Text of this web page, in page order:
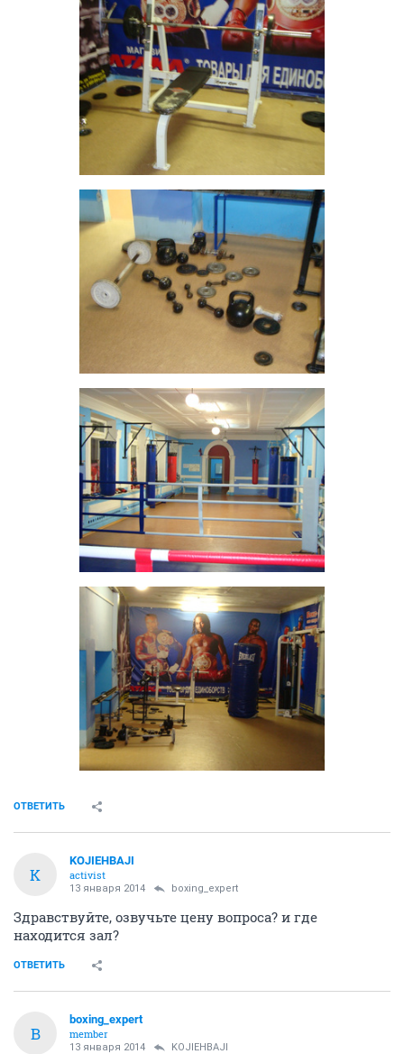
ОТВЕТИТЬ
K
KOJIEHBAJI
activist
13 января 2014 boxing_expert
Здравствуйте, озвучьте цену вопроса? и где
находится зал?
ОТВЕТИТЬ
B
boxing_expert
member
13 января 2014 KOJIEHBAJI